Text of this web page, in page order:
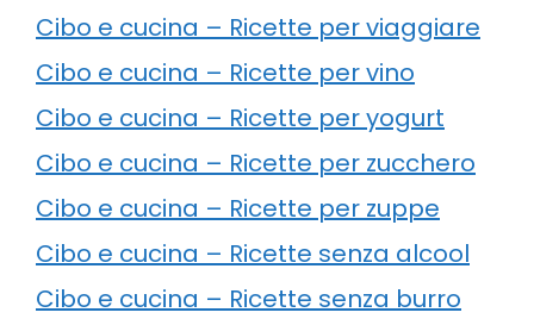
Cibo e cucina – Ricette per viaggiare
Cibo e cucina – Ricette per vino
Cibo e cucina – Ricette per yogurt
Cibo e cucina – Ricette per zucchero
Cibo e cucina – Ricette per zuppe
Cibo e cucina – Ricette senza alcool
Cibo e cucina – Ricette senza burro